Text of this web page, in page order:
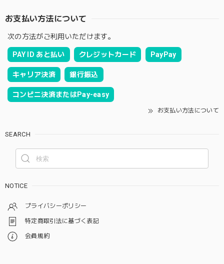
お支払い方法について
次の方法がご利用いただけます。
PAY ID あと払い クレジットカード PayPay
キャリア決済 銀行振込
コンビニ決済またはPay-easy
お支払い方法について
SEARCH
NOTICE
プライバシーポリシー
特定商取引法に基づく表記
会員規約